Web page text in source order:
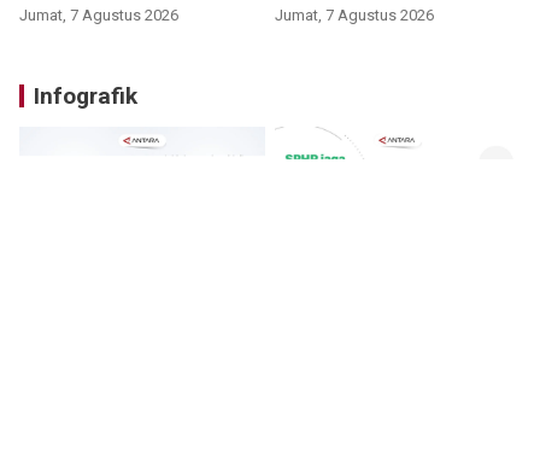
Jumat, 7 Agustus 2026 Jumat, 7 Agustus 2026
Infografik